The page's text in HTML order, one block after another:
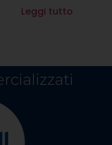
Leggi tutto